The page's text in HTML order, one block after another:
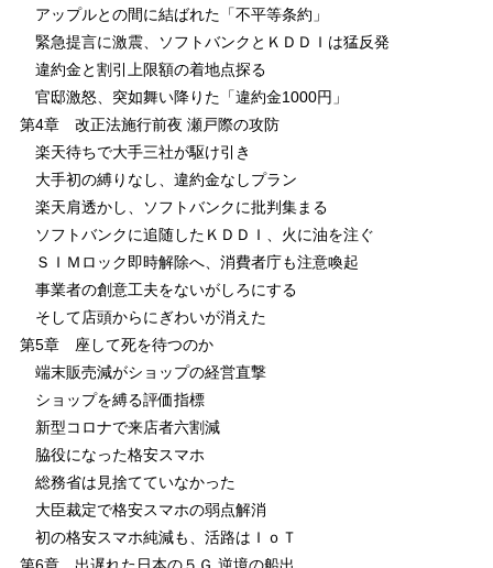
アップルとの間に結ばれた「不平等条約」
緊急提言に激震、ソフトバンクとＫＤＤＩは猛反発
違約金と割引上限額の着地点探る
官邸激怒、突如舞い降りた「違約金1000円」
第4章 改正法施行前夜 瀬戸際の攻防
楽天待ちで大手三社が駆け引き
大手初の縛りなし、違約金なしプラン
楽天肩透かし、ソフトバンクに批判集まる
ソフトバンクに追随したＫＤＤＩ、火に油を注ぐ
ＳＩＭロック即時解除へ、消費者庁も注意喚起
事業者の創意工夫をないがしろにする
そして店頭からにぎわいが消えた
第5章 座して死を待つのか
端末販売減がショップの経営直撃
ショップを縛る評価指標
新型コロナで来店者六割減
脇役になった格安スマホ
総務省は見捨てていなかった
大臣裁定で格安スマホの弱点解消
初の格安スマホ純減も、活路はＩｏＴ